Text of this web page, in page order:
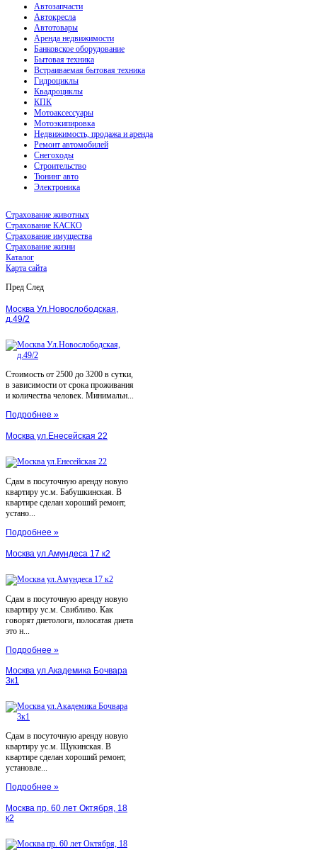
Автозапчасти
Автокресла
Автотовары
Аренда недвижимости
Банковское оборудование
Бытовая техника
Встраиваемая бытовая техника
Гидроциклы
Квадроциклы
КПК
Мотоаксессуары
Мотоэкипировка
Недвижимость, продажа и аренда
Ремонт автомобилей
Снегоходы
Строительство
Тюнинг авто
Электроника
Страхование животных
Страхование КАСКО
Страхование имущества
Страхование жизни
Каталог
Карта сайта
Пред След
Москва Ул.Новослободская,
д.49/2
Стоимость от 2500 до 3200 в сутки,
в зависимости от срока проживания
и количества человек. Минимальн...
Подробнее »
Москва ул.Енесейская 22
Сдам в посуточную аренду новую
квартиру ус.м. Бабушкинская. В
квартире сделан хороший ремонт,
устано...
Подробнее »
Москва ул.Амундеса 17 к2
Сдам в посуточную аренду новую
квартиру ус.м. Свибливо. Как
говорят диетологи, полосатая диета
это н...
Подробнее »
Москва ул.Академика Бочвара
3к1
Сдам в посуточную аренду новую
квартиру ус.м. Щукинская. В
квартире сделан хороший ремонт,
установле...
Подробнее »
Москва пр. 60 лет Октября, 18
к2